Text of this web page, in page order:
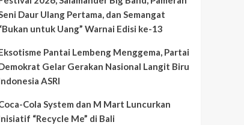
Daur Ulang Pertama, dan Semangat
untuk Uang” Warnai Edisi ke-13
Pantai Lembeng Menggema, Partai
Gelar Gerakan Nasional Langit Biru
ASRI
Cola System dan M Mart Luncurkan
“Recycle Me” di Bali